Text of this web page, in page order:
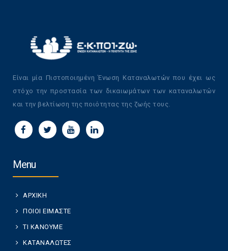
Είναι μία Πιστοποιημένη Ένωση Καταναλωτών που έχει ως
στόχο την προστασία των δικαιωμάτων των καταναλωτών
και την βελτίωση της ποιότητας της ζωής τους.
Menu
ΑΡΧΙΚΗ
ΠΟΙΟΙ ΕΙΜΑΣΤΕ
ΤΙ ΚΑΝΟΥΜΕ
ΚΑΤΑΝΑΛΩΤΕΣ